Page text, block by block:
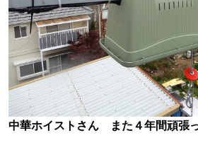
中華ホイストさん また４年間頑張